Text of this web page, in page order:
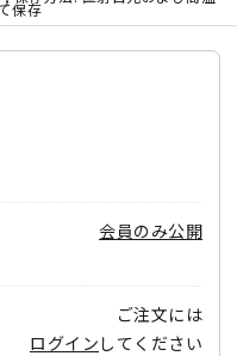
保存
会員のみ公開
ご注文には
ログイン してください